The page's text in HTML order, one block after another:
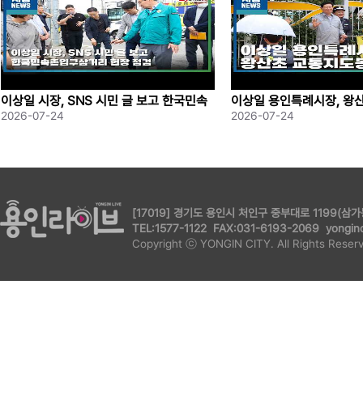
이상일 시장, SNS 시민 글 보고 한국민속
촌입구삼거리 현장 점검
2026-07-24
이상일 용인특례시장, 왕
사 참여
2026-07-24
[17019] 경기도 용인시 처인구 중부대로 1199(삼
TEL:1577-1122 FAX:031-6193-2069
Copyright ⓒ YONGIN CITY. All Rights